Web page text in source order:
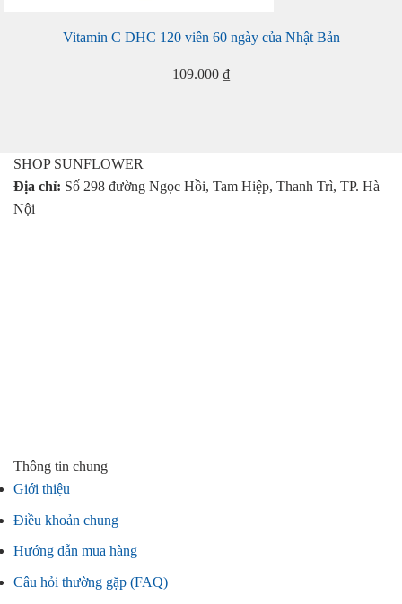
Vitamin C DHC 120 viên 60 ngày của Nhật Bản
109.000 ₫
SHOP SUNFLOWER
Địa chỉ: Số 298 đường Ngọc Hồi, Tam Hiệp, Thanh Trì, TP. Hà
Nội
Thông tin chung
Giới thiệu
Điều khoản chung
Hướng dẫn mua hàng
Câu hỏi thường gặp (FAQ)